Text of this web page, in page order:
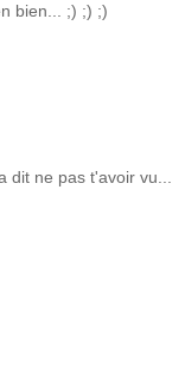
bien... ;) ;) ;)
dit ne pas t'avoir vu...